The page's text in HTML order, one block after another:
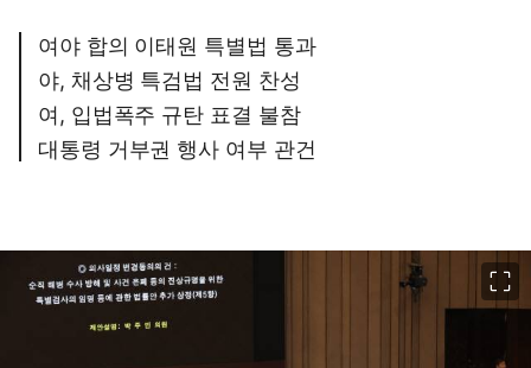
여야 합의 이태원 특별법 통과
야, 채상병 특검법 전원 찬성
여, 입법폭주 규탄 표결 불참
대통령 거부권 행사 여부 관건